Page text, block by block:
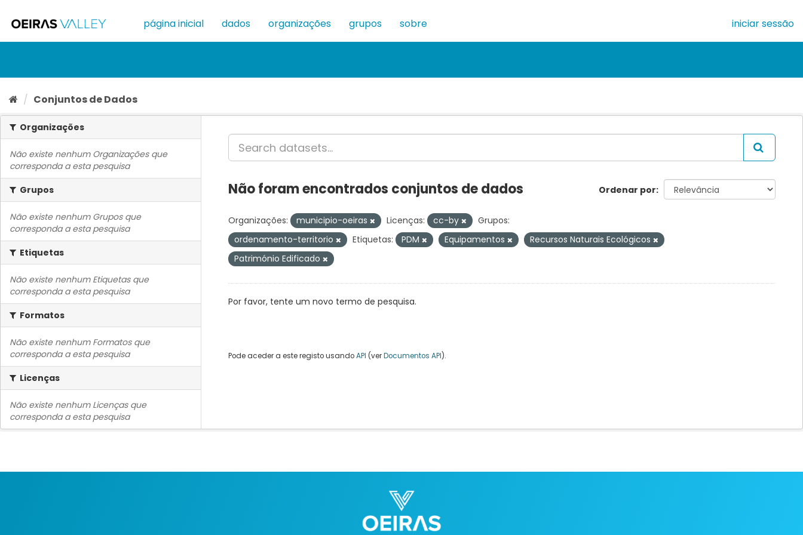
para
conteúdo
página inicial dados organizações grupos sobre iniciar sessão
Conjuntos de Dados
Organizações
Não existe nenhum Organizações que
corresponda a esta pesquisa
Grupos
Não existe nenhum Grupos que
corresponda a esta pesquisa
Etiquetas
Não existe nenhum Etiquetas que
corresponda a esta pesquisa
Formatos
Não existe nenhum Formatos que
corresponda a esta pesquisa
Licenças
Não existe nenhum Licenças que
corresponda a esta pesquisa
Ordenar por
Não foram encontrados conjuntos de dados
Organizações: municipio-oeiras Licenças: cc-by
Grupos:
ordenamento-territorio
Etiquetas: PDM Equipamentos
Recursos Naturais Ecológicos
Património Edificado
Por favor, tente um novo termo de pesquisa.
Pode aceder a este registo usandoAPI (verDocumentos API).